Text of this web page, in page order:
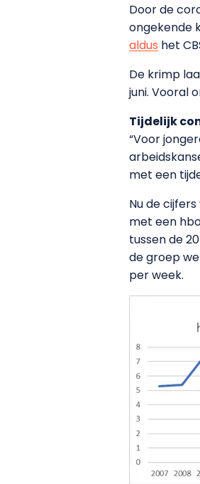
Door de
ongekende
aldus het
De krimp
juni. Vooral
Tijdelijk
“Voor
met een
Nu de
met een
tussen de
de groep
per week.